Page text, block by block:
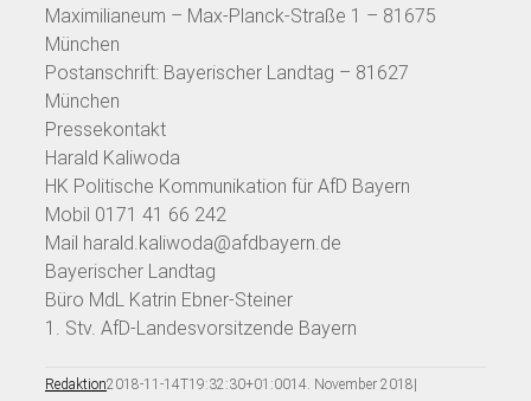
Maximilianeum – Max-Planck-Straße 1 – 81675
München
Postanschrift: Bayerischer Landtag – 81627
München
Pressekontakt
Harald Kaliwoda
HK Politische Kommunikation für AfD Bayern
Mobil 0171 41 66 242
Mail harald.kaliwoda@afdbayern.de
Bayerischer Landtag
Büro MdL Katrin Ebner-Steiner
1. Stv. AfD-Landesvorsitzende Bayern
Redaktion2018-11-14T19:32:30+01:0014. November 2018|